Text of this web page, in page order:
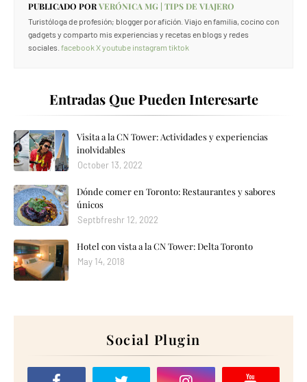
PUBLICADO PORVERÓNICA MG | TIPS DE VIAJERO
Turistóloga de profesión; blogger por afición. Viajo en familia, cocino con
gadgets y comparto mis experiencias y recetas en blogs y redes
sociales. facebook Xyoutube instagram tiktok
Entradas Que Pueden Interesarte
Visita a la CN Tower: Actividades y experiencias
inolvidables
October 13, 2022
Dónde comer en Toronto: Restaurantes y sabores
únicos
Septbfreshr 12, 2022
Hotel con vista a la CN Tower: Delta Toronto
May 14, 2018
Social Plugin